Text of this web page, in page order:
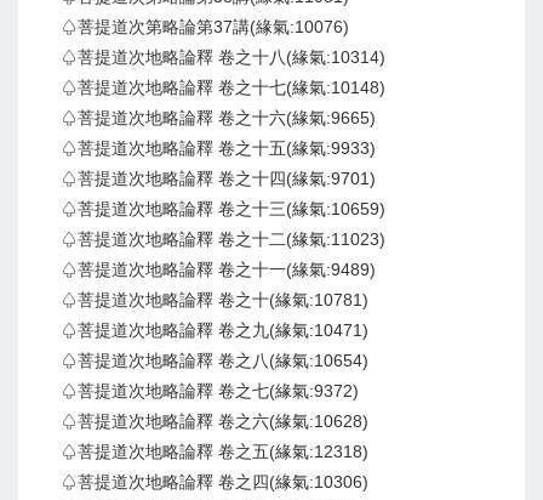
♤菩提道次第略論第37講(緣氣:10076)
♤菩提道次地略論釋 卷之十八(緣氣:10314)
♤菩提道次地略論釋 卷之十七(緣氣:10148)
♤菩提道次地略論釋 卷之十六(緣氣:9665)
♤菩提道次地略論釋 卷之十五(緣氣:9933)
♤菩提道次地略論釋 卷之十四(緣氣:9701)
♤菩提道次地略論釋 卷之十三(緣氣:10659)
♤菩提道次地略論釋 卷之十二(緣氣:11023)
♤菩提道次地略論釋 卷之十一(緣氣:9489)
♤菩提道次地略論釋 卷之十(緣氣:10781)
♤菩提道次地略論釋 卷之九(緣氣:10471)
♤菩提道次地略論釋 卷之八(緣氣:10654)
♤菩提道次地略論釋 卷之七(緣氣:9372)
♤菩提道次地略論釋 卷之六(緣氣:10628)
♤菩提道次地略論釋 卷之五(緣氣:12318)
♤菩提道次地略論釋 卷之四(緣氣:10306)